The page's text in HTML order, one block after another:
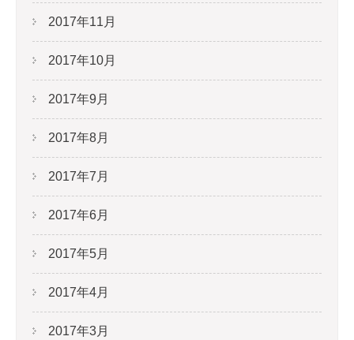
2017年11月
2017年10月
2017年9月
2017年8月
2017年7月
2017年6月
2017年5月
2017年4月
2017年3月